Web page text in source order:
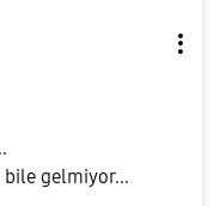
bile gelmiyor...